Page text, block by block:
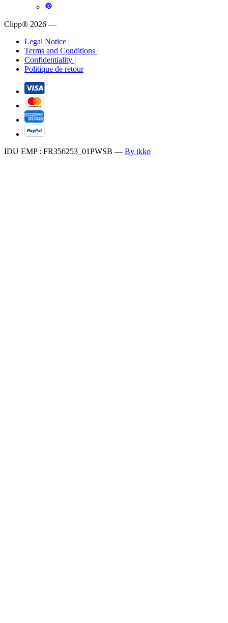
Clipp® 2026 —
Legal Notice |
Terms and Conditions |
Confidentiality |
Politique de retour
IDU EMP : FR356253_01PWSB — By ikko